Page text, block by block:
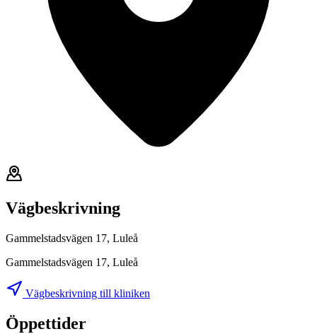
Vägbeskrivning
Gammelstadsvägen 17, Luleå
Gammelstadsvägen 17, Luleå
Vägbeskrivning till kliniken
Öppettider